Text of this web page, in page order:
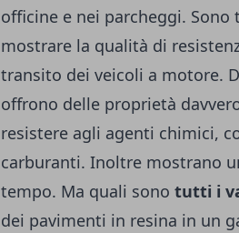
officine e nei parcheggi.
mostrare la qualità di
transito dei veicoli a motore.
offrono delle proprietà
resistere agli agenti chimici,
carburanti. Inoltre mostrano
tempo. Ma quali sono tutti i
dei pavimenti in resina in un